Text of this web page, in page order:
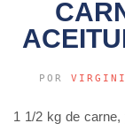
POR
1 1/2 kg de